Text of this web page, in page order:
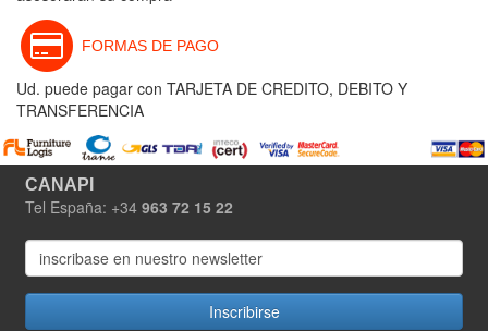
FORMAS DE PAGO
Ud. puede pagar con TARJETA DE CREDITO, DEBITO Y
TRANSFERENCIA
CANAPI
Tel España: +34 963 72 15 22
Inscribirse